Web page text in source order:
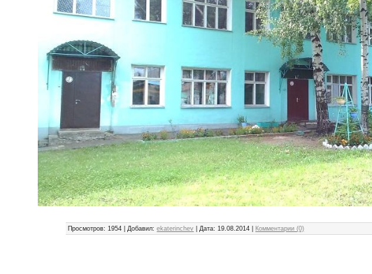
Просмотров: 1954 | Добавил:ekaterinchev | Дата: 19.08.2014 Комментарии (0)